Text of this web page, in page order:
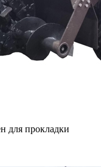
для прокладки